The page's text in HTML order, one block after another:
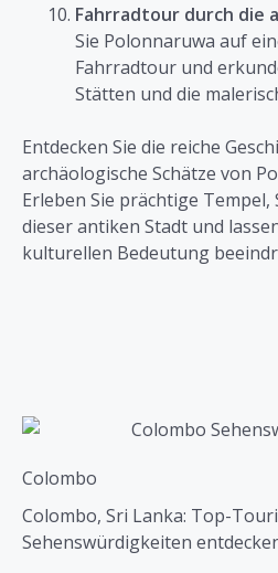
Fahrradtour durch die
Sie Polonnaruwa auf
Fahrradtour und
Stätten und die
Entdecken Sie die reiche
archäologische Schätze von
Erleben Sie prächtige Tempel,
dieser antiken Stadt und
kulturellen Bedeutung
Colombo
Colombo, Sri Lanka: Top-
Sehenswürdigkeiten